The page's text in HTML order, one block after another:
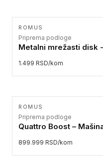
ROMUS
Priprema podloge
Metalni mrežasti disk -
1.499 RSD/kom
ROMUS
Priprema podloge
Quattro Boost –
899.999 RSD/kom